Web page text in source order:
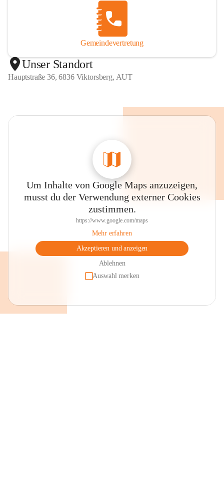
Gemeindevertretung
Unser Standort
Hauptstraße 36, 6836 Viktorsberg, AUT
Um Inhalte von Google Maps anzuzeigen,
musst du der Verwendung externer Cookies
zustimmen.
https://www.google.com/maps
Mehr erfahren
Akzeptieren und anzeigen
Ablehnen
Auswahl merken